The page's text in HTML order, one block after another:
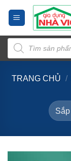
dung
Tìm
kiếm
sản
phẩm
TRANG CHỦ /